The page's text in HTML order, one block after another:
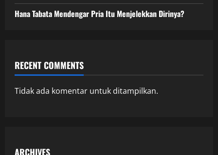
Hana Tabata Mendengar Pria Itu Menjelekkan Dirinya?
RECENT COMMENTS
Tidak ada komentar untuk ditampilkan.
ARCHIVES